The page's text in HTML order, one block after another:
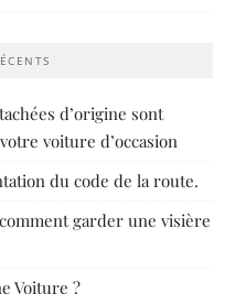
d’origine sont
voiture d’occasion
du code de la route.
garder une visière
Voiture ?